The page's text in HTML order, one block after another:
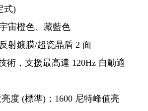
式)
宙橙色、藏藍色
射鍍膜/超瓷晶盾 2 面
術，支援最高達 120Hz 自動適
度 (標準)；1600 尼特峰值亮